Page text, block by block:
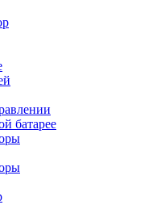
батарее